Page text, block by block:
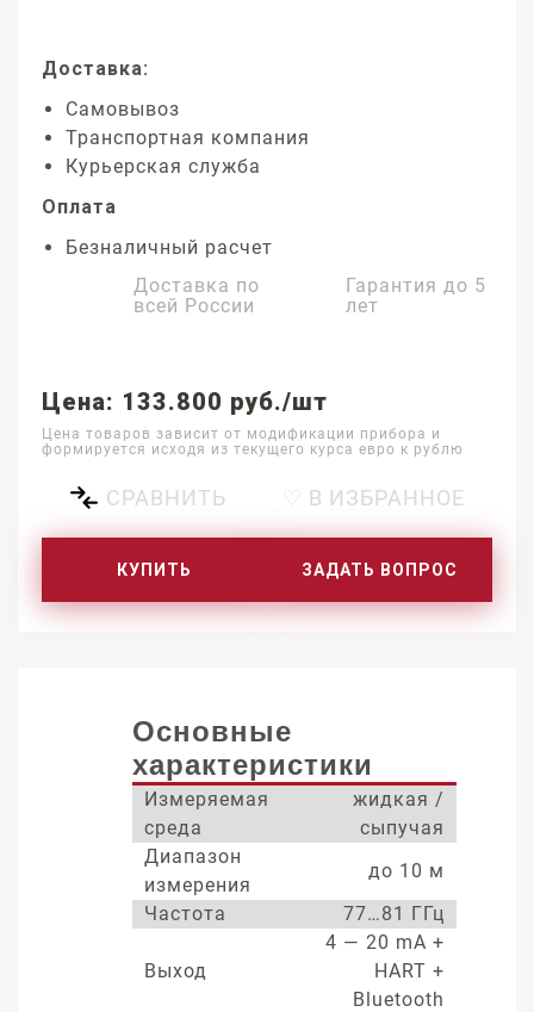
Доставка:
Самовывоз
Транспортная компания
Курьерская служба
Оплата
Безналичный расчет
Доставка по
всей России
Гарантия до 5
лет
Цена: 133.800 руб./шт
Цена товаров зависит от модификации прибора и
формируется исходя из текущего курса евро к рублю
СРАВНИТЬ ♡ В ИЗБРАННОЕ
КУПИТЬ ЗАДАТЬ ВОПРОС
Основные
характеристики
Измеряемая
среда
жидкая /
сыпучая
Диапазон
измерения
до 10 м
Частота
77…81 ГГц
Выход
4 — 20 mA +
HART +
Bluetooth